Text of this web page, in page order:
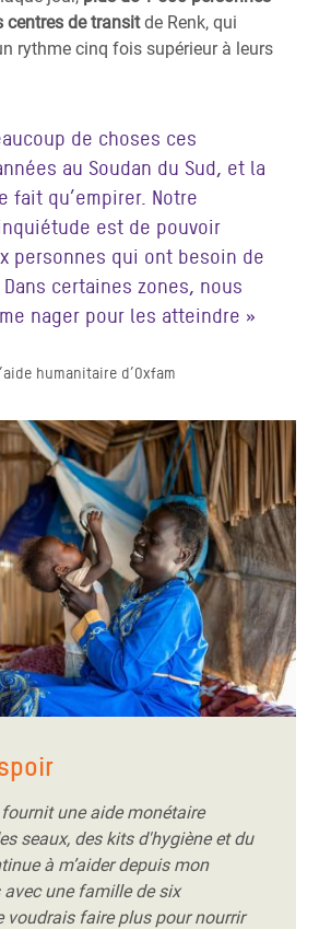
centres de transitde Renk, qui
rythme cinq fois supérieur à leurs
de choses ces
au Soudan du Sud, et la
fait qu’empirer. Notre
est de pouvoir
personnes qui ont besoin de
certaines zones, nous
nager pour les atteindre »
humanitaire d’Oxfam
une aide monétaire
seaux, des kits d'hygiène et du
à m’aider depuis mon
avec une famille de six
voudrais faire plus pour nourrir